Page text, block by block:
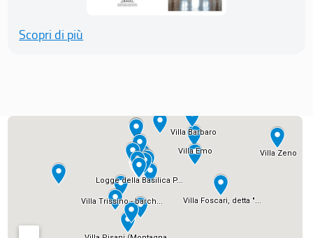
Scopri di più